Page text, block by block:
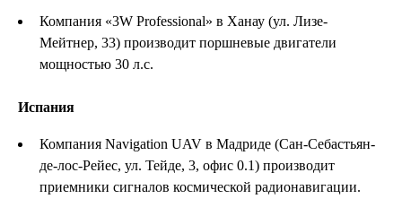
Компания «3W Professional» в Ханау (ул. Лизе-
Мейтнер, 33) производит поршневые двигатели
мощностью 30 л.с.
Испания
Компания Navigation UAV в Мадриде (Сан-Себастьян-
де-лос-Рейес, ул. Тейде, 3, офис 0.1) производит
приемники сигналов космической радионавигации.